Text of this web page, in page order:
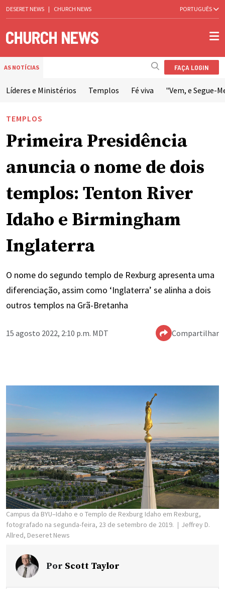
DESERET NEWS | CHURCH NEWS PORTUGUÊS
AS NOTÍCIAS FAÇA LOGIN
Líderes e Ministérios Templos Fé viva "Vem, e Segue-
TEMPLOS
Primeira Presidência
anuncia o nome de dois
templos: Tenton River
Idaho e Birmingham
Inglaterra
O nome do segundo templo de Rexburg apresenta uma
diferenciação, assim como ‘Inglaterra’ se alinha a dois
outros templos na Grã-Bretanha
15 agosto 2022, 2:10 p.m. MDT Compartilhar
Campus da BYU–Idaho e o Templo de Rexburg Idaho em Rexburg,
fotografado na segunda-feira, 23 de setembro de 2019.
Jeffrey D.
Allred, Deseret News
Por Scott Taylor